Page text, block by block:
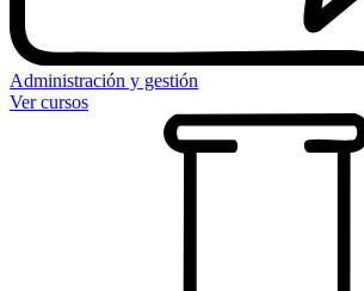
Administración y gestión
Ver cursos